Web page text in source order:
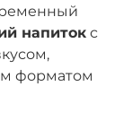
напиток с
форматом